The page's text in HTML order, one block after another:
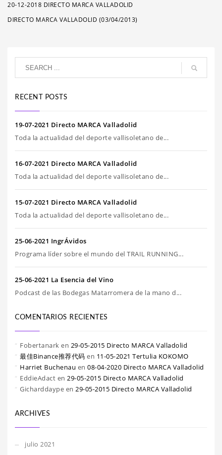
20-12-2018 DIRECTO MARCA VALLADOLID
DIRECTO MARCA VALLADOLID (03/04/2013)
RECENT POSTS
19-07-2021 Directo MARCA Valladolid
Toda la actualidad del deporte vallisoletano de...
16-07-2021 Directo MARCA Valladolid
Toda la actualidad del deporte vallisoletano de...
15-07-2021 Directo MARCA Valladolid
Toda la actualidad del deporte vallisoletano de...
25-06-2021 IngrÁvidos
Programa líder sobre el mundo del TRAIL RUNNING...
25-06-2021 La Esencia del Vino
Podcast de las Bodegas Matarromera de la mano d...
COMENTARIOS RECIENTES
Fobertanark en 29-05-2015 Directo MARCA Valladolid
最佳Binance推荐代码 en 11-05-2021 Tertulia KOKOMO
Harriet Buchenau en 08-04-2020 Directo MARCA Valladolid
EddieAdact en 29-05-2015 Directo MARCA Valladolid
Gicharddaype en 29-05-2015 Directo MARCA Valladolid
ARCHIVES
julio 2021